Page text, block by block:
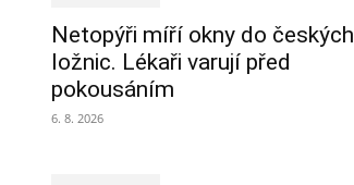
Netopýři míří okny do českých
ložnic. Lékaři varují před
pokousáním
6. 8. 2026